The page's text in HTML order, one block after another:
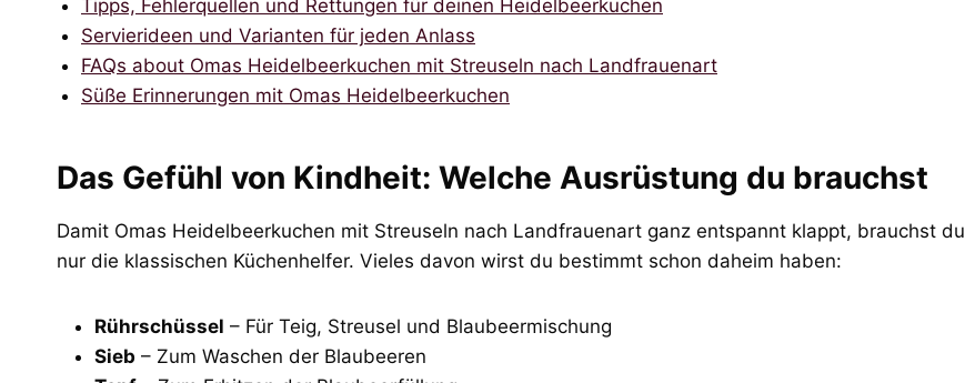
Tipps, Fehlerquellen und Rettungen für deinen Heidelbeerkuchen
Servierideen und Varianten für jeden Anlass
FAQs about Omas Heidelbeerkuchen mit Streuseln nach Landfrauenart
Süße Erinnerungen mit Omas Heidelbeerkuchen
Das Gefühl von Kindheit: Welche Ausrüstung du brauchst
Damit Omas Heidelbeerkuchen mit Streuseln nach Landfrauenart ganz entspannt klappt, brauchst du
nur die klassischen Küchenhelfer. Vieles davon wirst du bestimmt schon daheim haben:
Rührschüssel – Für Teig, Streusel und Blaubeermischung
Sieb – Zum Waschen der Blaubeeren